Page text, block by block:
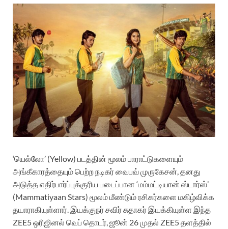
‘யெல்லோ’ (Yellow) படத்தின் மூலம் பாராட்டுகளையும்
அங்கீகாரத்தையும் பெற்ற நடிகர் வைபவ் முருகேசன், தனது
அடுத்த எதிர்பார்ப்புக்குரிய படைப்பான ‘மம்மட்டியான் ஸ்டார்ஸ்’
(Mammatiyaan Stars) மூலம் மீண்டும் ரசிகர்களை மகிழ்விக்க
தயாராகியுள்ளார். இயக்குநர் சவிர் சுதாகர் இயக்கியுள்ள இந்த
ZEE5 ஒரிஜினல் வெப் தொடர், ஜூன் 26 முதல் ZEE5 தளத்தில்